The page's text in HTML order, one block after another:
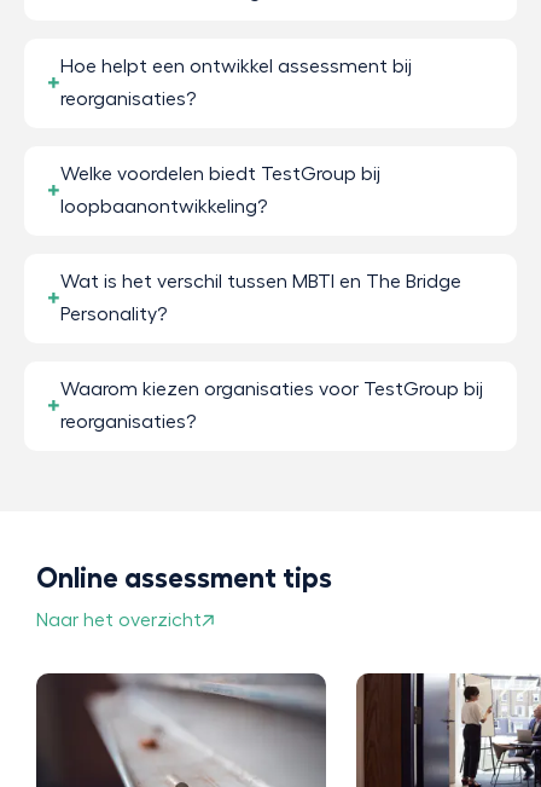
Hoe helpt een ontwikkel assessment bij
reorganisaties?
Welke voordelen biedt TestGroup bij
loopbaanontwikkeling?
Wat is het verschil tussen MBTI en The Bridge
Personality?
Waarom kiezen organisaties voor TestGroup bij
reorganisaties?
Online assessment tips
Naar het overzicht